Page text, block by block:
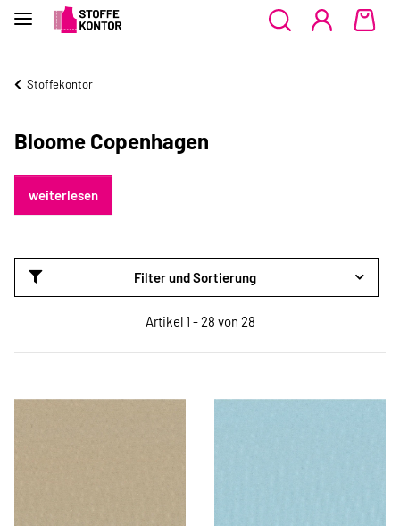
Stoffekontor
Bloome Copenhagen
weiterlesen
Filter und Sortierung
Artikel 1 - 28 von 28